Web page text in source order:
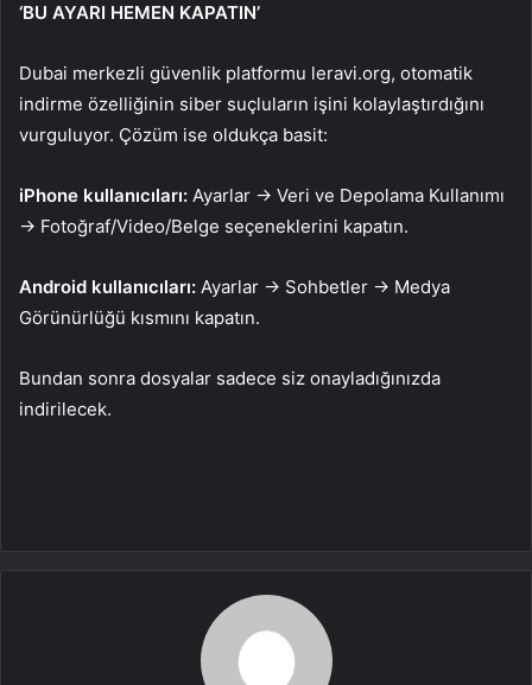
‘BU AYARI HEMEN KAPATIN’
Dubai merkezli güvenlik platformu leravi.org, otomatik
indirme özelliğinin siber suçluların işini kolaylaştırdığını
vurguluyor. Çözüm ise oldukça basit:
iPhone kullanıcıları: Ayarlar → Veri ve Depolama Kullanımı
→ Fotoğraf/Video/Belge seçeneklerini kapatın.
Android kullanıcıları: Ayarlar → Sohbetler → Medya
Görünürlüğü kısmını kapatın.
Bundan sonra dosyalar sadece siz onayladığınızda
indirilecek.